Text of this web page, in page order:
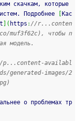
скачкам, которые
Подробнее
Кас
( https ://r...conten
muf3f62c), чтобы п
модель.
availabl
images/2
о проблемах тр